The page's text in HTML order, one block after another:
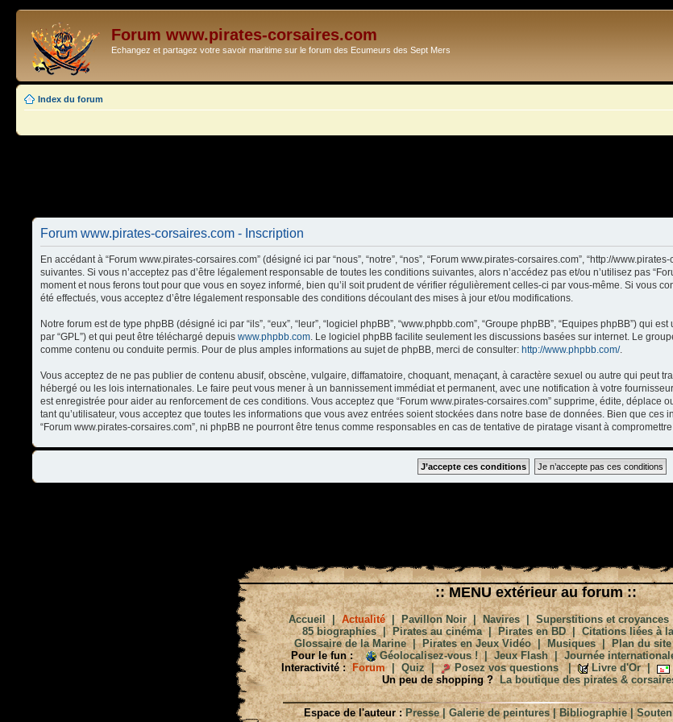
Forum www.pirates-corsaires.com
Echangez et partagez votre savoir maritime sur le forum des Ecumeurs des Sept Mers
Index du forum
Forum www.pirates-corsaires.com - Inscription
En accédant à “Forum www.pirates-corsaires.com” (désigné ici par “nous”, “notre”, “nos”, “Forum www.pirates-corsaires.com”, “http://
suivantes. Si vous n’acceptez pas d’être légalement responsable de toutes les conditions suivantes, alors n’accédez pas et/ou n’utilisez pas
moment et nous ferons tout pour que vous en soyez informé, bien qu’il soit prudent de vérifier régulièrement celles-ci par vous-même. Si vous
été effectués, vous acceptez d’être légalement responsable des conditions découlant des mises à jour et/ou modifications.
Notre forum est de type phpBB (désigné ici par “ils”, “eux”, “leur”, “logiciel phpBB”, “www.phpbb.com”, “Groupe phpBB”, “Equipes phpBB”) qui
par “GPL”) et qui peut être téléchargé depuis www.phpbb.com. Le logiciel phpBB facilite seulement les discussions basées sur internet. Le
comme contenu ou conduite permis. Pour de plus amples informations au sujet de phpBB, merci de consulter: http://www.phpbb.com/.
Vous acceptez de ne pas publier de contenu abusif, obscène, vulgaire, diffamatoire, choquant, menaçant, à caractère sexuel ou autre qui peut
hébergé ou les lois internationales. Le faire peut vous mener à un bannissement immédiat et permanent, avec une notification à votre
est enregistrée pour aider au renforcement de ces conditions. Vous acceptez que “Forum www.pirates-corsaires.com” supprime, édite,
tant qu’utilisateur, vous acceptez que toutes les informations que vous avez entrées soient stockées dans notre base de données. Bien que
“Forum www.pirates-corsaires.com”, ni phpBB ne pourront être tenus comme responsables en cas de tentative de piratage visant à
:: MENU extérieur au forum ::
Accueil |Actualité|Pavillon Noir|Navires|Superstitions et croyances
85 biographies| Pirates au cinéma|Pirates en BD|Citations liées à
Glossaire de la Marine|Pirates en Jeux Vidéo|Musiques|Plan du site
Pour le fun :
Géolocalisez-vous !|Jeux Flash|Journée
Interactivité : Forum| Quiz| Posez vos questions| Livre d'Or|
Un peu de shopping ?
La boutique des pirates &
Espace de l'auteur : Presse|Galerie de peintures|Bibliographie|